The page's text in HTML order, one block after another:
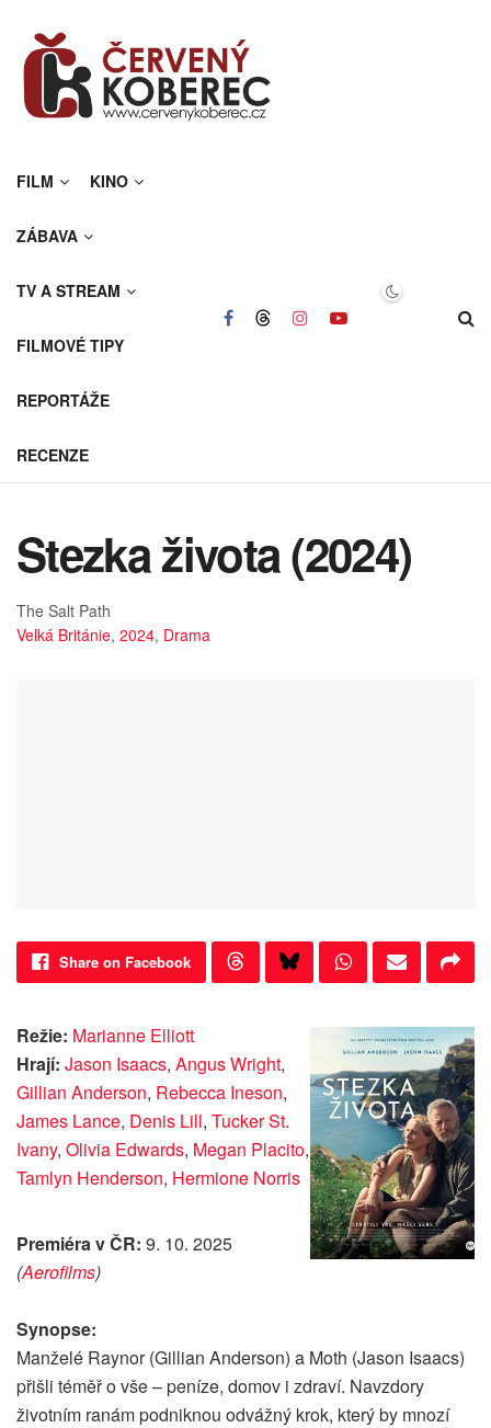
FILM KINO
ZÁBAVA
TV A STREAM
FILMOVÉ TIPY
REPORTÁŽE
RECENZE
Stezka života (2024)
The Salt Path
Velká Británie, 2024, Drama
Share on Facebook
Režie: Marianne Elliott
Hrají: Jason Isaacs, Angus Wright,
Gillian Anderson, Rebecca Ineson,
James Lance, Denis Lill, Tucker St.
Ivany, Olivia Edwards, Megan Placito,
Tamlyn Henderson, Hermione Norris
Premiéra v ČR: 9. 10. 2025
(Aerofilms)
Synopse:
Manželé Raynor (Gillian Anderson) a Moth (Jason Isaacs)
přišli téměř o vše – peníze, domov i zdraví. Navzdory
životním ranám podniknou odvážný krok, který by mnozí